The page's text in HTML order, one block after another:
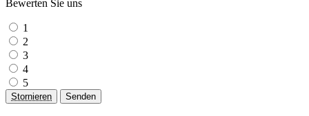
Bewerten Sie uns
1
2
3
4
5
Stornieren Senden